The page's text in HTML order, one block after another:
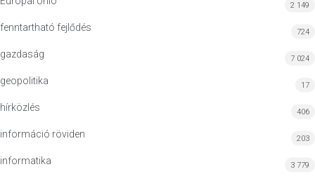
2 149
fenntartható fejlődés 724
gazdaság 7 024
geopolitika 17
hírközlés 406
információ röviden 203
informatika 3 779